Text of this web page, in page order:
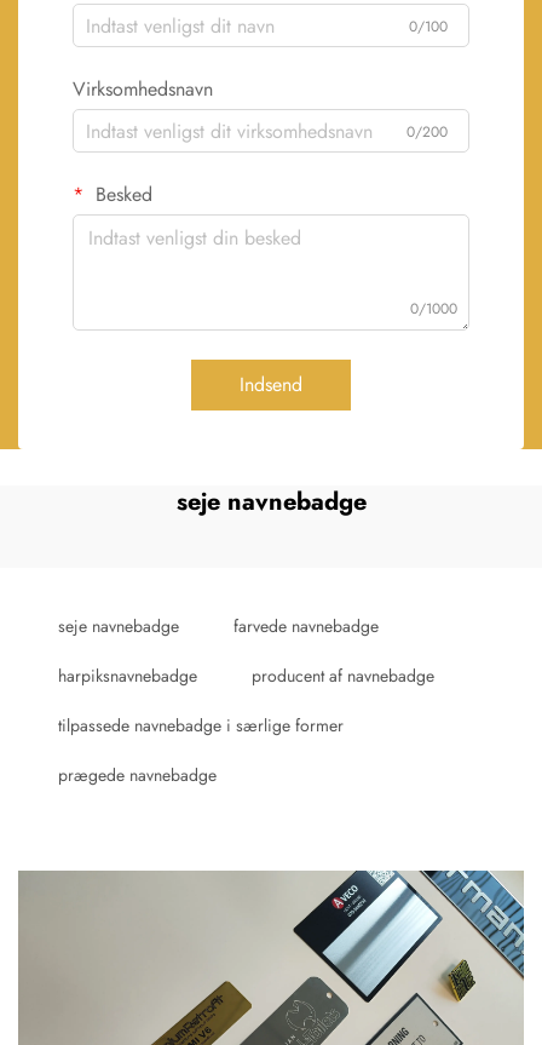
0/100
Virksomhedsnavn
0/200
Besked
0/1000
Indsend
seje navnebadge
seje navnebadge farvede navnebadge
harpiksnavnebadge producent af navnebadge
tilpassede navnebadge i særlige former
prægede navnebadge